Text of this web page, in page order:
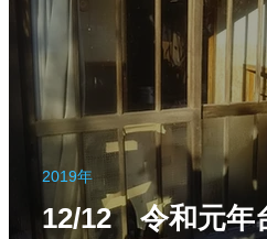
12/12 令和元年
2019年